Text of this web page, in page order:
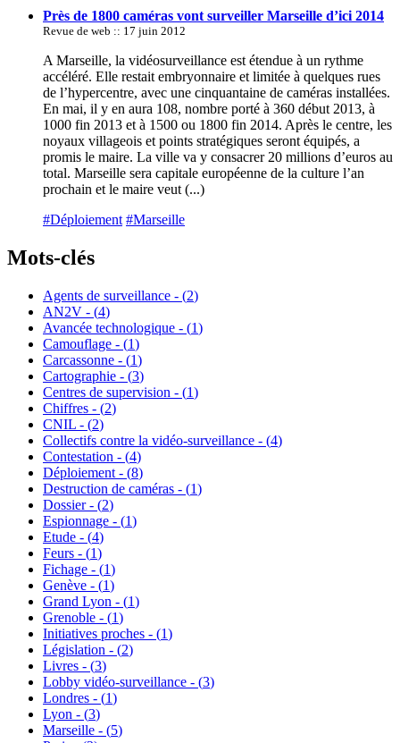
Près de 1800 caméras vont surveiller Marseille d’ici 2014
Revue de web :: 17 juin 2012
A Marseille, la vidéosurveillance est étendue à un rythme
accéléré. Elle restait embryonnaire et limitée à quelques rues
de l’hypercentre, avec une cinquantaine de caméras installées.
En mai, il y en aura 108, nombre porté à 360 début 2013, à
1000 fin 2013 et à 1500 ou 1800 fin 2014. Après le centre, les
noyaux villageois et points stratégiques seront équipés, a
promis le maire. La ville va y consacrer 20 millions d’euros au
total. Marseille sera capitale européenne de la culture l’an
prochain et le maire veut (...)
#Déploiement #Marseille
Mots-clés
Agents de surveillance - (2)
AN2V - (4)
Avancée technologique - (1)
Camouflage - (1)
Carcassonne - (1)
Cartographie - (3)
Centres de supervision - (1)
Chiffres - (2)
CNIL - (2)
Collectifs contre la vidéo-surveillance - (4)
Contestation - (4)
Déploiement - (8)
Destruction de caméras - (1)
Dossier - (2)
Espionnage - (1)
Etude - (4)
Feurs - (1)
Fichage - (1)
Genève - (1)
Grand Lyon - (1)
Grenoble - (1)
Initiatives proches - (1)
Législation - (2)
Livres - (3)
Lobby vidéo-surveillance - (3)
Londres - (1)
Lyon - (3)
Marseille - (5)